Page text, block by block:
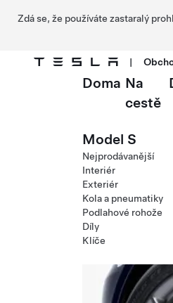
Zdá se, že používáte zastaralý
Přejít na hlavní obsah
|
Doma Na
cestě
Model S
Nejprodávanější
Interiér
Exteriér
Kola a pneumatiky
Podlahové rohože
Díly
Klíče